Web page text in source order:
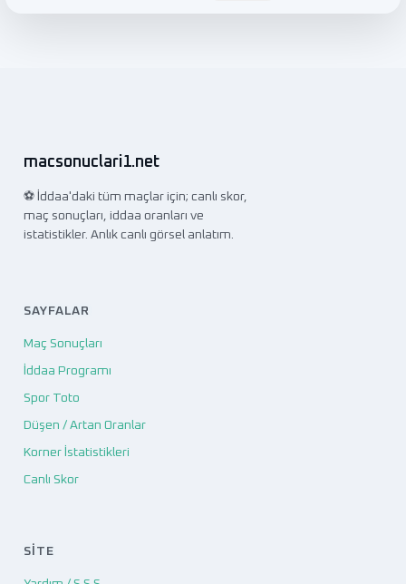
macsonuclari1.net
⚽ İddaa'daki tüm maçlar için; canlı skor,
maç sonuçları, iddaa oranları ve
istatistikler. Anlık canlı görsel anlatım.
SAYFALAR
Maç Sonuçları
İddaa Programı
Spor Toto
Düşen / Artan Oranlar
Korner İstatistikleri
Canlı Skor
SITE